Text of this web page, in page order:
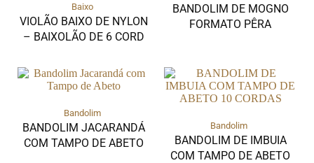
Baixo
VIOLÃO BAIXO DE NYLON
– BAIXOLÃO DE 6 CORD
BANDOLIM DE MOGNO
FORMATO PÊRA
Bandolim
BANDOLIM JACARANDÁ
COM TAMPO DE ABETO
Bandolim
BANDOLIM DE IMBUIA
COM TAMPO DE ABETO